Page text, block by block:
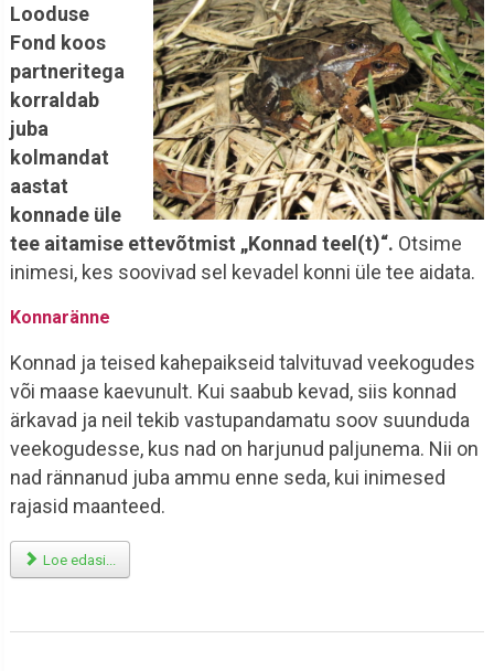
Looduse
Fond koos
partneritega
korraldab
juba
kolmandat
aastat
konnade üle
tee aitamise ettevõtmist „Konnad teel(t)“. Otsime
inimesi, kes soovivad sel kevadel konni üle tee aidata.
Konnaränne
Konnad ja teised kahepaikseid talvituvad veekogudes
või maase kaevunult. Kui saabub kevad, siis konnad
ärkavad ja neil tekib vastupandamatu soov suunduda
veekogudesse, kus nad on harjunud paljunema. Nii on
nad rännanud juba ammu enne seda, kui inimesed
rajasid maanteed.
Loe edasi...